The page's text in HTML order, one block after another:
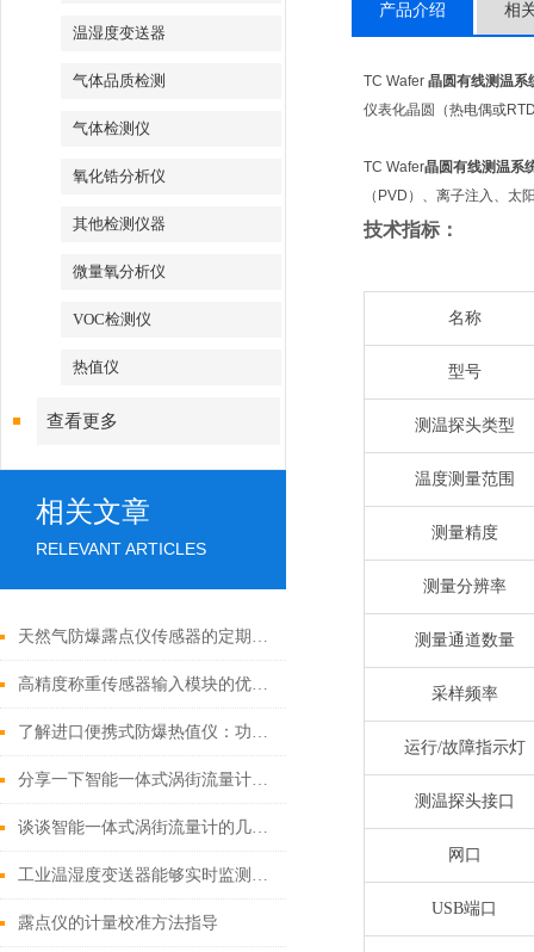
温湿度变送器
气体品质检测
气体检测仪
氧化锆分析仪
其他检测仪器
微量氧分析仪
VOC检测仪
热值仪
查看更多
相关文章
RELEVANT ARTICLES
天然气防爆露点仪传感器的定期校准与维护规范
高精度称重传感器输入模块的优势是什么？
了解进口便携式防爆热值仪：功能、原理和应用领域
分享一下智能一体式涡街流量计检测旋涡频率的方法
谈谈智能一体式涡街流量计的几种补偿方法
工业温湿度变送器能够实时监测环境条件的变化
露点仪的计量校准方法指导
产品介绍 相
TC Wafer 晶圆有线测温系
仪表化晶圆（热电偶或
TC Wafer晶圆有线测温系
（PVD）、离子注入、太
技术指标：
名称
型号
测温探头类型
温度测量范围
测量精度
测量分辨率
测量通道数量
采样频率
运行/故障指示灯
测温探头接口
网口
USB端口